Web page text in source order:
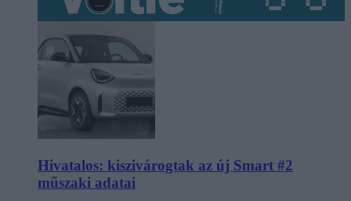
Hivatalos: kiszivárogtak az új Smart #2
műszaki adatai